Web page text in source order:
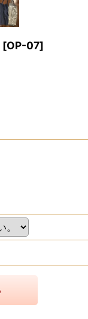
[OP-07]